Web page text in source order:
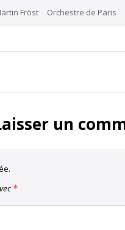
Fröst Orchestre de Paris
un
*